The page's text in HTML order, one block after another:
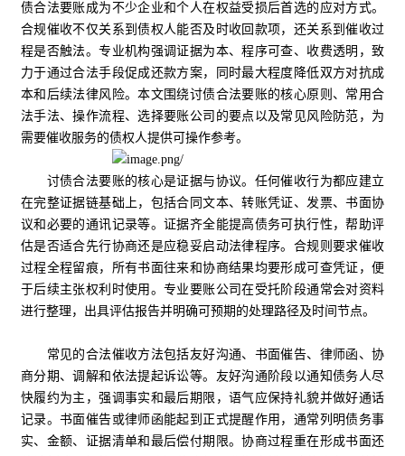
债合法要账成为不少企业和个人在权益受损后首选的应对方式。
合规催收不仅关系到债权人能否及时收回款项，还关系到催收过
程是否触法。专业机构强调证据为本、程序可查、收费透明，致
力于通过合法手段促成还款方案，同时最大程度降低双方对抗成
本和后续法律风险。本文围绕讨债合法要账的核心原则、常用合
法手法、操作流程、选择要账公司的要点以及常见风险防范，为
需要催收服务的债权人提供可操作参考。
讨债合法要账的核心是证据与协议。任何催收行为都应建立
在完整证据链基础上，包括合同文本、转账凭证、发票、书面协
议和必要的通讯记录等。证据齐全能提高债务可执行性，帮助评
估是否适合先行协商还是应稳妥启动法律程序。合规则要求催收
过程全程留痕，所有书面往来和协商结果均要形成可查凭证，便
于后续主张权利时使用。专业要账公司在受托阶段通常会对资料
进行整理，出具评估报告并明确可预期的处理路径及时间节点。
常见的合法催收方法包括友好沟通、书面催告、律师函、协
商分期、调解和依法提起诉讼等。友好沟通阶段以通知债务人尽
快履约为主，强调事实和最后期限，语气应保持礼貌并做好通话
记录。书面催告或律师函能起到正式提醒作用，通常列明债务事
实、金额、证据清单和最后偿付期限。协商过程重在形成书面还